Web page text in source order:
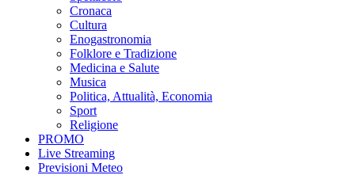
Cronaca
Cultura
Enogastronomia
Folklore e Tradizione
Medicina e Salute
Musica
Politica, Attualità, Economia
Sport
Religione
PROMO
Live Streaming
Previsioni Meteo